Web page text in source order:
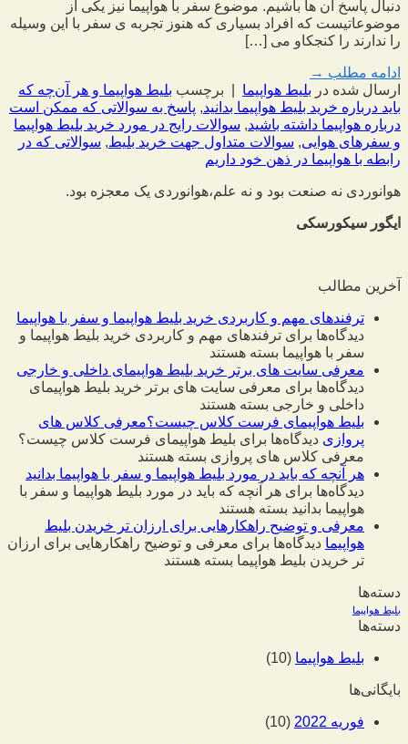
دنبال پاسخ آن ها باشیم. موضوع سفر با هواپیما نیز یکی از
موضوعاتیست که افراد بسیاری که هنوز تجربه ی سفر با این وسیله
را ندارند را کنجکاو می […]
ادامه مطلب →
ارسال شده در بلیط هواپیما برچسب بلیط هواپیما و هر آن‌چه که
باید درباره خرید بلیط هواپیما بدانید, پاسخ به سوالاتی که ممکن است
درباره هواپیما داشته باشید, سوالات رایج در مورد خرید بلیط هواپیما
و سفرهای هوایی, سوالات متداول جهت خرید بلیط, سوالاتی که در
رابطه با هواپیما در ذهن خود داریم
هوانوردی نه صنعت بود و نه علم،هوانوردی یک معجزه بود.
ایگور سیکورسکی
آخرین مطالب
ترفندهای مهم و کاربردی خرید بلیط هواپیما و سفر با هواپیما
دیدگاه‌ها برای ترفندهای مهم و کاربردی خرید بلیط هواپیما و
سفر با هواپیما بسته هستند
معرفی سایت های برتر خرید بلیط هواپیمای داخلی و خارجی
دیدگاه‌ها برای معرفی سایت های برتر خرید بلیط هواپیمای
داخلی و خارجی بسته هستند
بلیط هواپیمای فرست کلاس چیست؟معرفی کلاس های
پروازی دیدگاه‌ها برای بلیط هواپیمای فرست کلاس چیست؟
معرفی کلاس های پروازی بسته هستند
هر آنچه که باید در مورد بلیط هواپیما و سفر با هواپیما بدانید
دیدگاه‌ها برای هر آنچه که باید در مورد بلیط هواپیما و سفر با
هواپیما بدانید بسته هستند
معرفی و توضیح راهکارهایی برای ارزان تر خریدن بلیط
هواپیما دیدگاه‌ها برای معرفی و توضیح راهکارهایی برای ارزان
تر خریدن بلیط هواپیما بسته هستند
دسته‌ها
بلیط هواپیما
دسته‌ها
بلیط هواپیما (10)
بایگانی‌ها
فوریه 2022 (10)